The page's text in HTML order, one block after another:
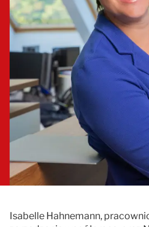
Isabelle Hahnemann,